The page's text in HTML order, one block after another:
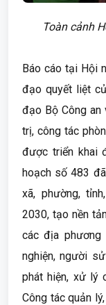
Toàn cảnh
Báo cáo tại Hội
đạo quyết liệt
đạo Bộ Công an
trị, công tác
được triển khai
hoạch số 483
xã, phường,
2030, tạo nền
các địa
nghiện, người
phát hiện, xử lý
Công tác quản